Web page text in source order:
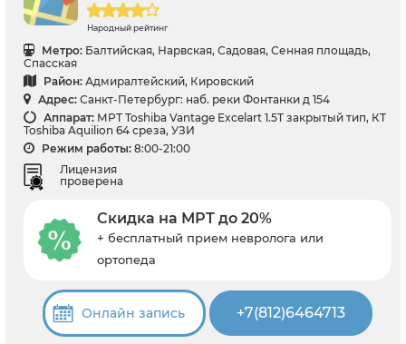
Народный рейтинг
Метро: Балтийская, Нарвская, Садовая, Сенная площадь,
Спасская
Район: Адмиралтейский, Кировский
Адрес: Санкт-Петербург: наб. реки Фонтанки д 154
Аппарат: МРТ Toshiba Vantage Excelart 1.5T закрытый тип, КТ
Toshiba Aquilion 64 среза, УЗИ
Режим работы: 8:00-21:00
Лицензия
проверена
Скидка на МРТ до 20%
+ бесплатный прием невролога или
ортопеда
Онлайн запись +7(812)6464713